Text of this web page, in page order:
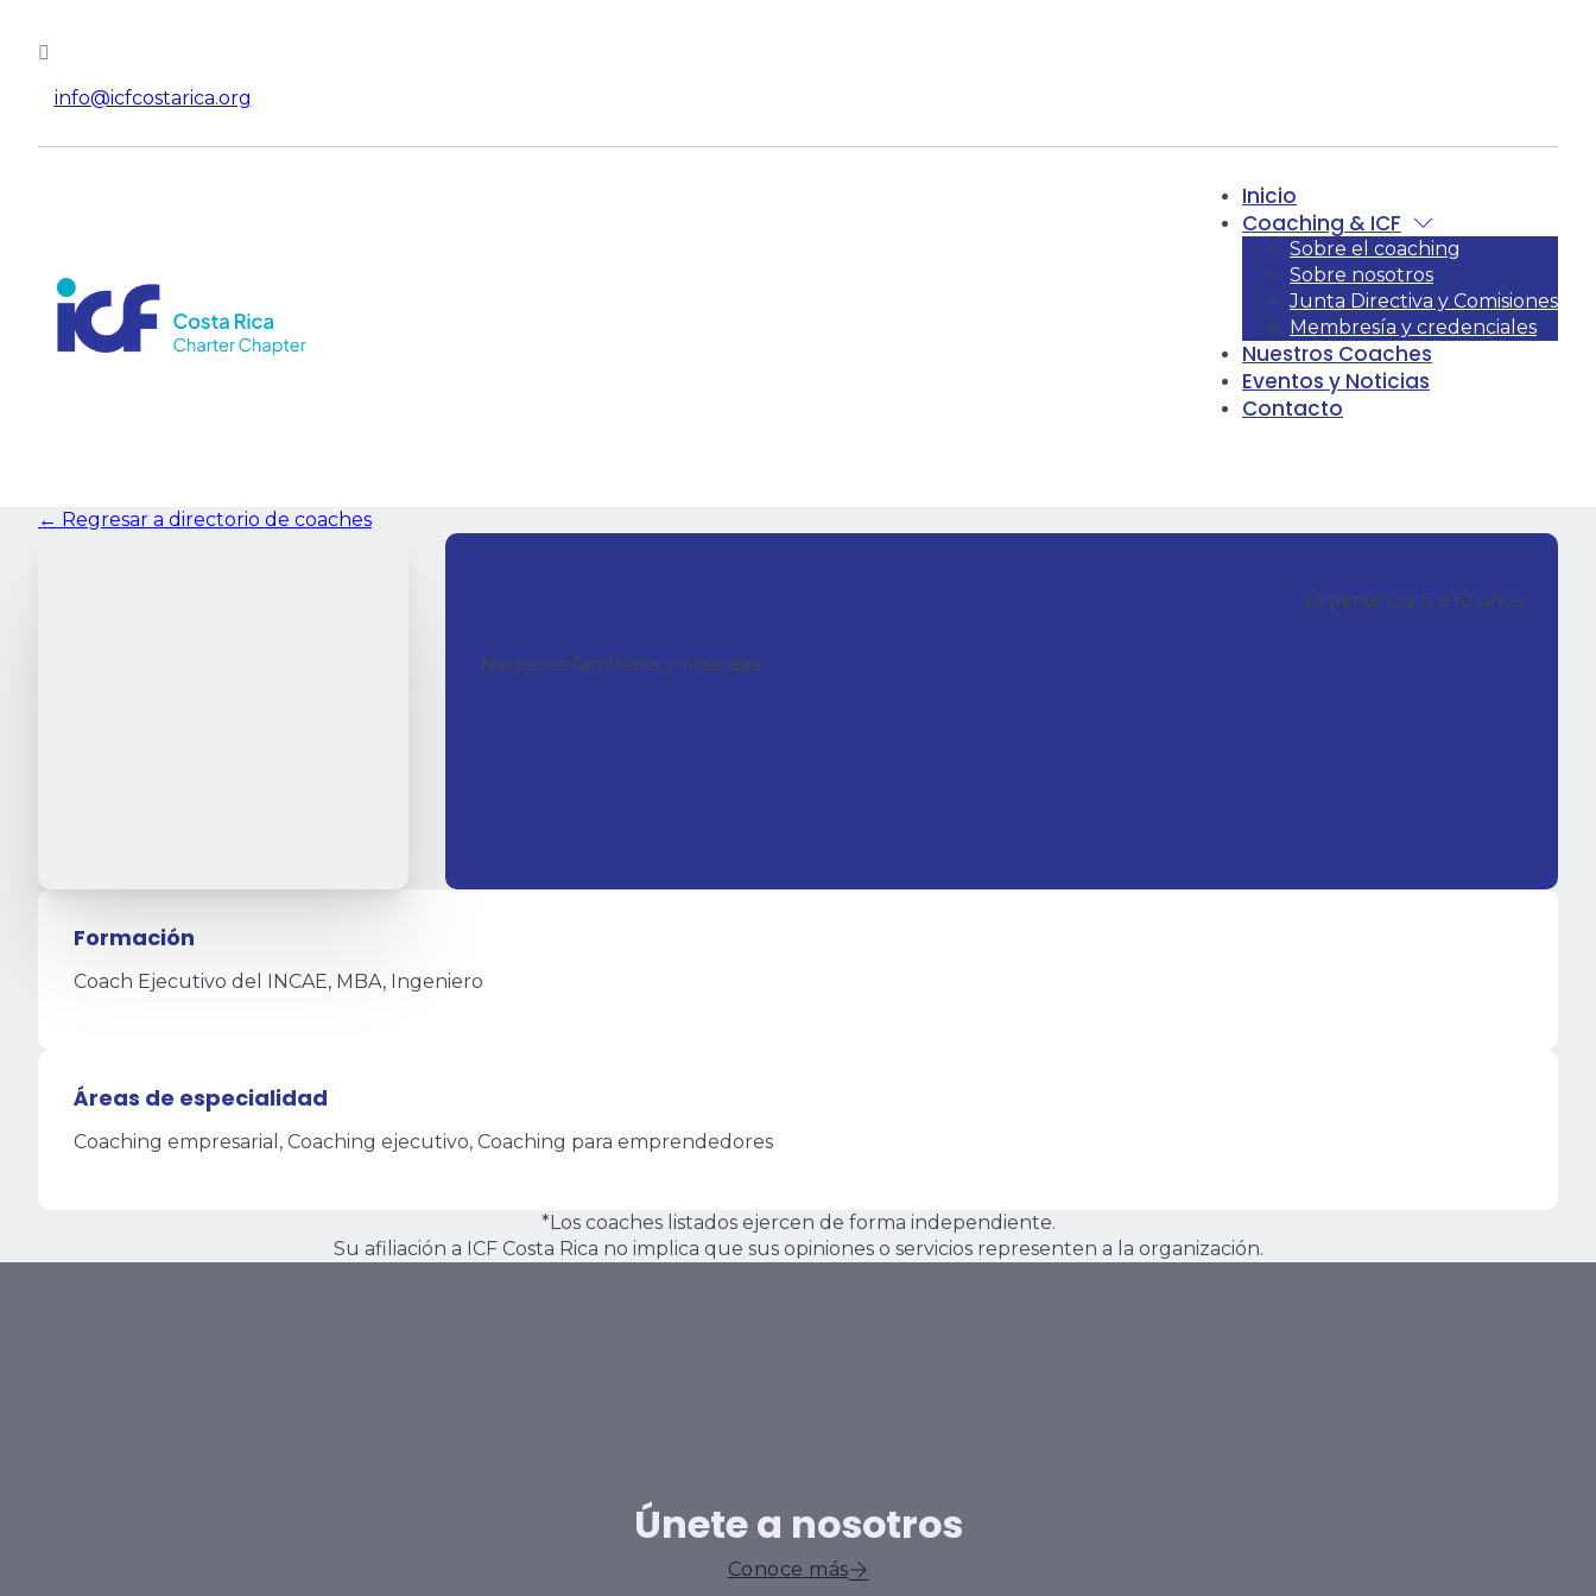
info@icfcostarica.org
Inicio
Coaching & ICF
Sobre el coaching
Sobre nosotros
Junta Directiva y Comisiones
Membresía y credenciales
Nuestros Coaches
Eventos y Noticias
Contacto
← Regresar a directorio de coaches
Experiencia: 5 a 10 años
Negocios familiares y finanzas
Formación
Coach Ejecutivo del INCAE, MBA, Ingeniero
Áreas de especialidad
Coaching empresarial, Coaching ejecutivo, Coaching para emprendedores
*Los coaches listados ejercen de forma independiente.
Su afiliación a ICF Costa Rica no implica que sus opiniones o servicios representen a la organización.
Únete a nosotros
Conoce más